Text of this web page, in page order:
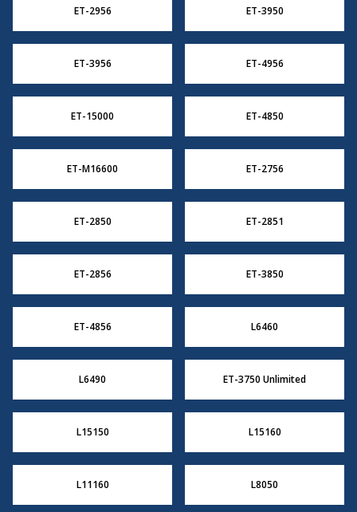
ET-2956 ET-3950
ET-3956 ET-4956
ET-15000 ET-4850
ET-M16600 ET-2756
ET-2850 ET-2851
ET-2856 ET-3850
ET-4856 L6460
L6490 ET-3750 Unlimited
L15150 L15160
L11160 L8050